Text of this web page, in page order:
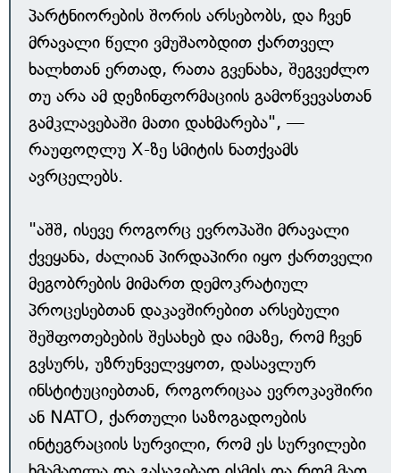
პარტნიორების შორის არსებობს, და ჩვენ
მრავალი წელი ვმუშაობდით ქართველ
ხალხთან ერთად, რათა გვენახა, შეგვეძლო
თუ არა ამ დეზინფორმაციის გამოწვევასთან
გამკლავებაში მათი დახმარება", —
რაუფოღლუ X-ზე სმიტის ნათქვამს
ავრცელებს.
"აშშ, ისევე როგორც ევროპაში მრავალი
ქვეყანა, ძალიან პირდაპირი იყო ქართველი
მეგობრების მიმართ დემოკრატიულ
პროცესებთან დაკავშირებით არსებული
შეშფოთებების შესახებ და იმაზე, რომ ჩვენ
გვსურს, უზრუნველვყოთ, დასავლურ
ინსტიტუციებთან, როგორიცაა ევროკავშირი
ან NATO, ქართული საზოგადოების
ინტეგრაციის სურვილი, რომ ეს სურვილები